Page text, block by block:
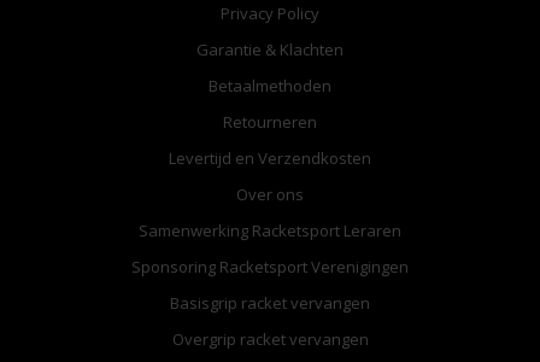
Privacy Policy
Garantie & Klachten
Betaalmethoden
Retourneren
Levertijd en Verzendkosten
Over ons
Samenwerking Racketsport Leraren
Sponsoring Racketsport Verenigingen
Basisgrip racket vervangen
Overgrip racket vervangen